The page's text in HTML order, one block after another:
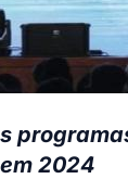
2024